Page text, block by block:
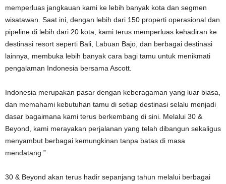
memperluas jangkauan kami ke lebih banyak kota dan segmen
wisatawan. Saat ini, dengan lebih dari 150 properti operasional dan
pipeline di lebih dari 20 kota, kami terus memperluas kehadiran ke
destinasi resort seperti Bali, Labuan Bajo, dan berbagai destinasi
lainnya, membuka lebih banyak cara bagi tamu untuk menikmati
pengalaman Indonesia bersama Ascott.
Indonesia merupakan pasar dengan keberagaman yang luar biasa,
dan memahami kebutuhan tamu di setiap destinasi selalu menjadi
dasar bagaimana kami terus berkembang di sini. Melalui 30 &
Beyond, kami merayakan perjalanan yang telah dibangun sekaligus
menyambut berbagai kemungkinan tanpa batas di masa
mendatang.”
30 & Beyond akan terus hadir sepanjang tahun melalui berbagai